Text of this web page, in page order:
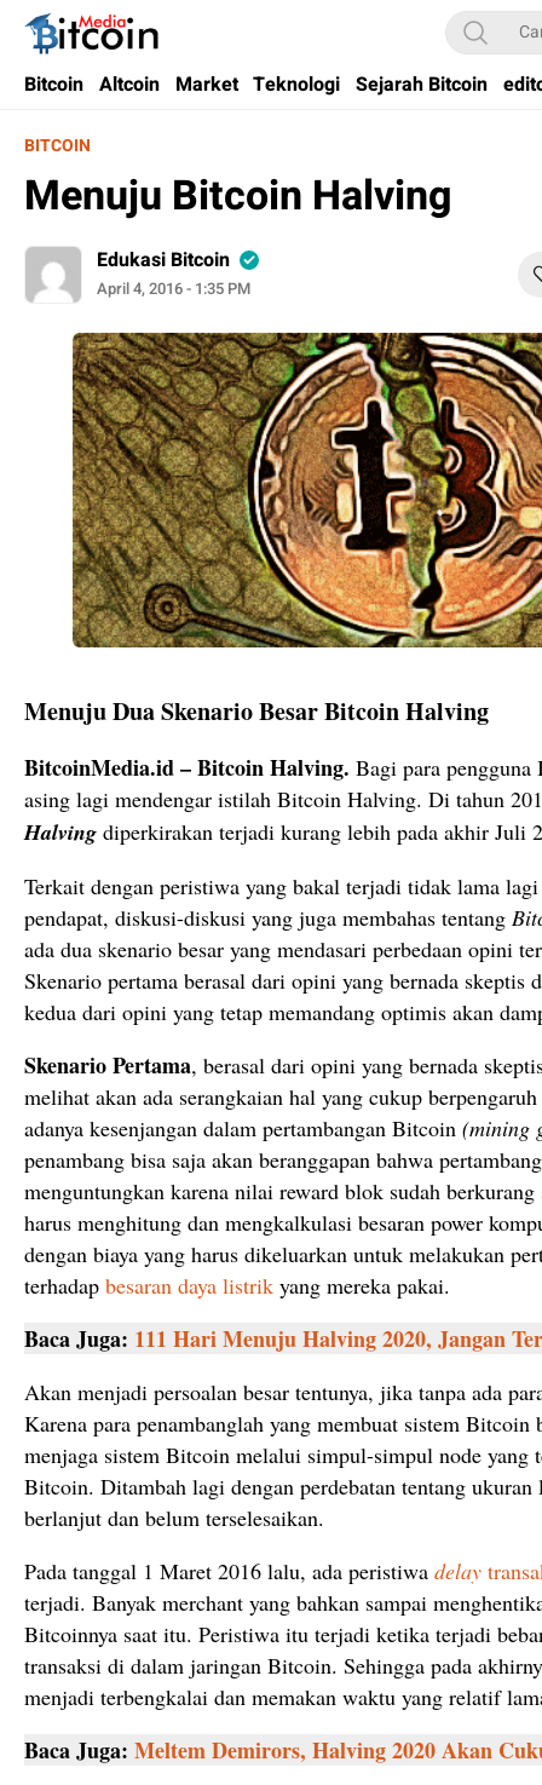
Bitcoin Media Indonesia
Media Bitcoin dan Cryptocurrency, dan Blockchain di Indonesia
Bitcoin Altcoin Market Teknologi Sejarah Bitcoin
BITCOIN
Menuju Bitcoin Halving
Edukasi Bitcoin
April 4, 2016 - 1:35 PM
Menuju Dua Skenario Besar Bitcoin Halving
BitcoinMedia.id – Bitcoin Halving. Bagi para
asing lagi mendengar istilah Bitcoin Halving. Di tahun
Halving diperkirakan terjadi kurang lebih pada akhir Juli
Terkait dengan peristiwa yang bakal terjadi tidak lama
pendapat, diskusi-diskusi yang juga membahas tentang
ada dua skenario besar yang mendasari perbedaan opini
Skenario pertama berasal dari opini yang bernada skeptis
kedua dari opini yang tetap memandang optimis akan
Skenario Pertama, berasal dari opini yang bernada
melihat akan ada serangkaian hal yang cukup
adanya kesenjangan dalam pertambangan Bitcoin (mining
penambang bisa saja akan beranggapan bahwa
menguntungkan karena nilai reward blok sudah
harus menghitung dan mengkalkulasi besaran power
dengan biaya yang harus dikeluarkan untuk melakukan
terhadap besaran daya listrik yang mereka pakai.
Baca Juga: 111 Hari Menuju Halving2020, Jangan
Akan menjadi persoalan besar tentunya, jika tanpa ada
Karena para penambanglah yang membuat sistem Bitcoin
menjaga sistem Bitcoin melalui simpul-simpul node yang
Bitcoin. Ditambah lagi dengan perdebatan tentang
berlanjut dan belum terselesaikan.
Pada tanggal 1 Maret 2016 lalu, ada peristiwa delay
terjadi. Banyak merchant yang bahkan sampai
Bitcoinnya saat itu. Peristiwa itu terjadi ketika terjadi
transaksi di dalam jaringan Bitcoin. Sehingga pada
menjadi terbengkalai dan memakan waktu yang relatif
Baca Juga: Meltem Demirors, Halving 2020 Akan